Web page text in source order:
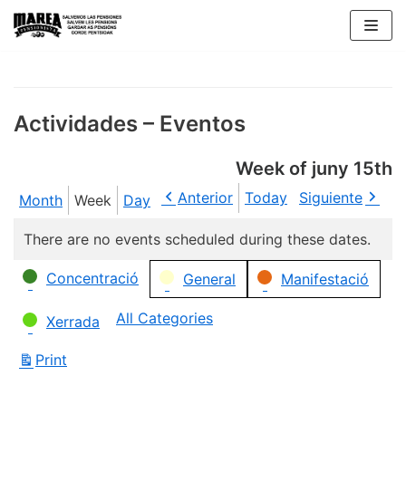
Skip
Actividades – Eventos
Week of juny 15th
Month Week Day Anterior Today Siguiente
There are no events scheduled during these dates.
Categories
Concentració General Manifestació
Xerrada All Categories
Print